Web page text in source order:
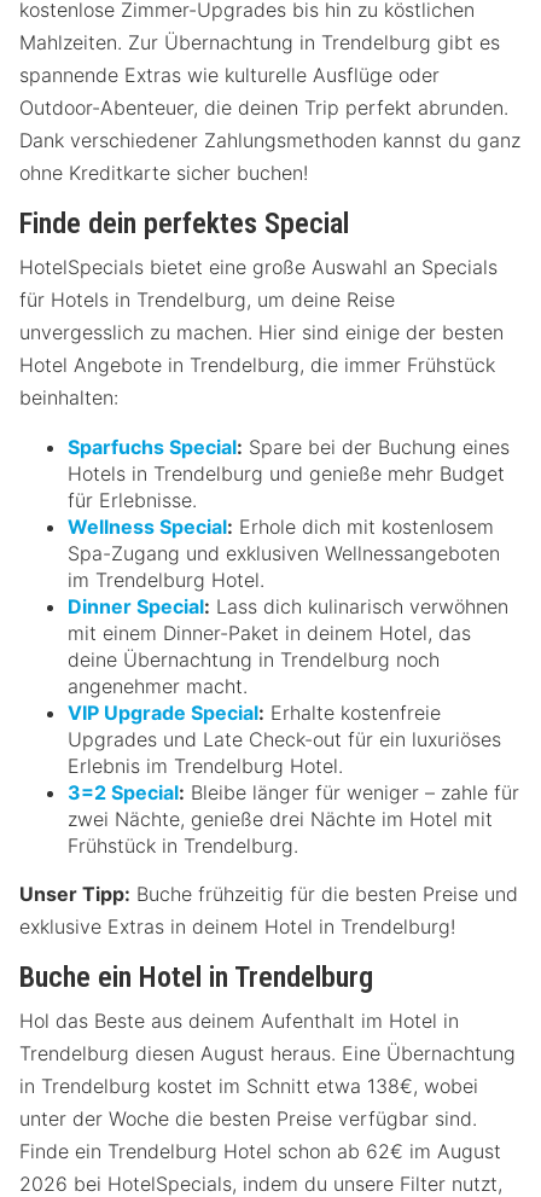
kostenlose Zimmer-Upgrades bis hin zu köstlichen
Mahlzeiten. Zur Übernachtung in Trendelburg gibt es
spannende Extras wie kulturelle Ausflüge oder
Outdoor-Abenteuer, die deinen Trip perfekt abrunden.
Dank verschiedener Zahlungsmethoden kannst du ganz
ohne Kreditkarte sicher buchen!
Finde dein perfektes Special
HotelSpecials bietet eine große Auswahl an Specials
für Hotels in Trendelburg, um deine Reise
unvergesslich zu machen. Hier sind einige der besten
Hotel Angebote in Trendelburg, die immer Frühstück
beinhalten:
Sparfuchs Special: Spare bei der Buchung eines
Hotels in Trendelburg und genieße mehr Budget
für Erlebnisse.
Wellness Special: Erhole dich mit kostenlosem
Spa-Zugang und exklusiven Wellnessangeboten
im Trendelburg Hotel.
Dinner Special: Lass dich kulinarisch verwöhnen
mit einem Dinner-Paket in deinem Hotel, das
deine Übernachtung in Trendelburg noch
angenehmer macht.
VIP Upgrade Special: Erhalte kostenfreie
Upgrades und Late Check-out für ein luxuriöses
Erlebnis im Trendelburg Hotel.
3=2 Special: Bleibe länger für weniger – zahle für
zwei Nächte, genieße drei Nächte im Hotel mit
Frühstück in Trendelburg.
Unser Tipp: Buche frühzeitig für die besten Preise und
exklusive Extras in deinem Hotel in Trendelburg!
Buche ein Hotel in Trendelburg
Hol das Beste aus deinem Aufenthalt im Hotel in
Trendelburg diesen August heraus. Eine Übernachtung
in Trendelburg kostet im Schnitt etwa 138€, wobei
unter der Woche die besten Preise verfügbar sind.
Finde ein Trendelburg Hotel schon ab 62€ im August
2026 bei HotelSpecials, indem du unsere Filter nutzt,